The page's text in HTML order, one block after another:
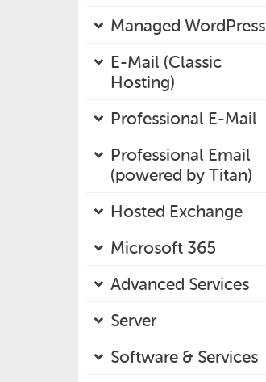
Managed WordPress
E-Mail (Classic
Hosting)
Professional E-Mail
Professional Email
(powered by Titan)
Hosted Exchange
Microsoft 365
Advanced Services
Server
Software & Services